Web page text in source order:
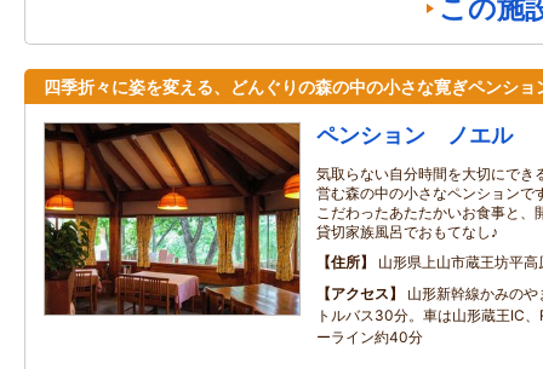
この施
四季折々に姿を変える、どんぐりの森の中の小さな寛ぎペンショ
ペンション ノエル
気取らない自分時間を大切にでき
営む森の中の小さなペンションで
こだわったあたたかいお食事と、
貸切家族風呂でおもてなし♪
住所
山形県上山市蔵王坊平高
アクセス
山形新幹線かみの
トルバス30分。車は山形蔵王IC
ーライン約40分